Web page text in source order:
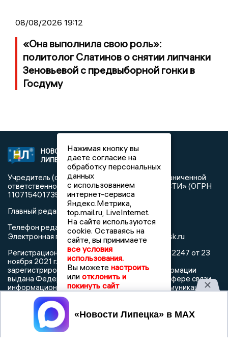
08/08/2026 19:12
«Она выполнила свою роль»:
политолог Слатинов о снятии липчанки
Зеновьевой с предвыборной гонки в
Госдуму
НОВОСТИ
ЛИПЕЦКА
2021 © NEWSLIPETSK.RU | СИ
«Новости Липецка»
Учредитель (соучредители): Общество с ограниченной
ответственностью «РЕГИОНАЛЬНЫЕ НОВОСТИ» (ОГРН
1107154017354)
Главный редактор: Герцог Е.Г.
Телефон редакции: +7 903 699 9427
Электронная почта редакции:info@newslipetsk.ru
Регистрационный номер: серия Эл № ФС77-82247 от 23
ноября 2021 г. согласно выписке из реестра
зарегистрированных средств массовой информации
выдана Федеральной службой по надзору в сфере связи,
информационных технологий и массовых коммуникаций
Нажимая кнопку вы
даете согласие на
обработку персональных
данных
с использованием
интернет-сервиса
Яндекс.Метрика,
top.mail.ru, LiveInternet.
На сайте используются
cookie. Оставаясь на
сайте, вы принимаете
все условия
использования.
Вы можете настроить
или отклонить и
покинуть сайт
Принять